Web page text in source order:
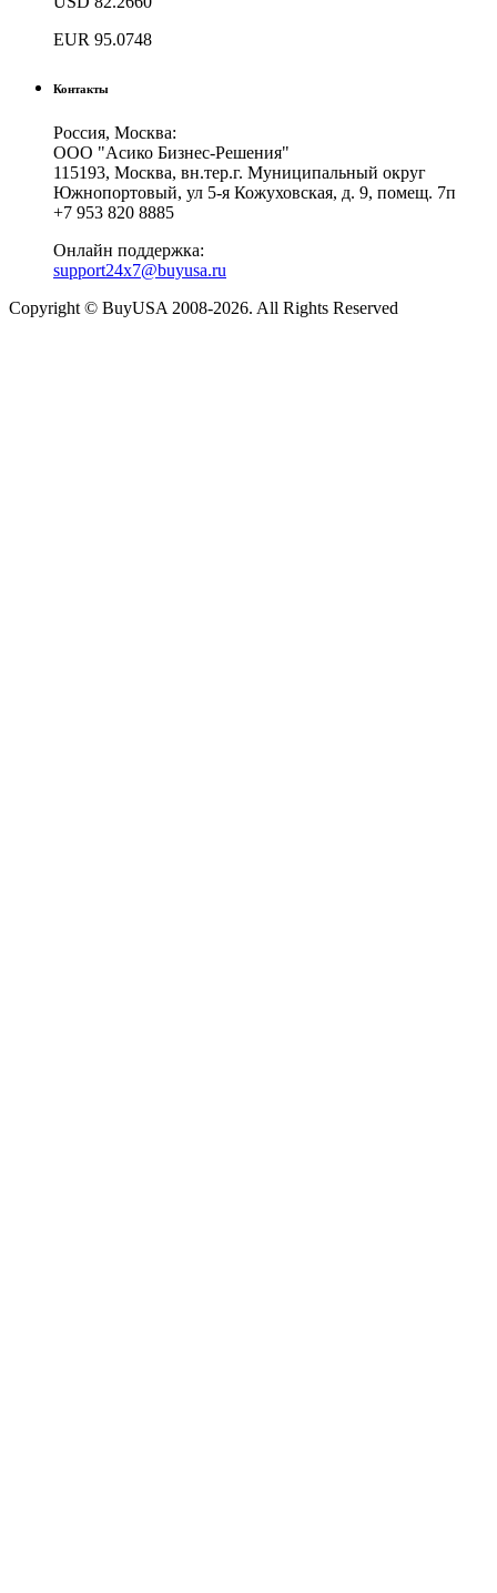
EUR 95.0748
Контакты
Россия, Москва:
ООО "Асико Бизнес-Решения"
115193, Москва, вн.тер.г. Муниципальный округ
Южнопортовый, ул 5-я Кожуховская, д. 9, помещ. 7п
+7 953 820 8885
Онлайн поддержка:
support24x7@buyusa.ru
Copyright © BuyUSA 2008-2026. All Rights Reserved